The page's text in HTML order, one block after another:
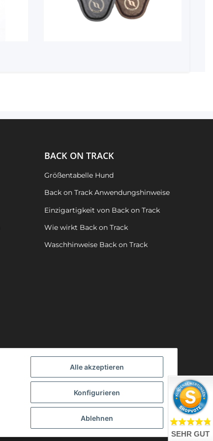
Alle akzeptieren
Konfigurieren
Ablehnen
BACK ON TRACK
Größentabelle Hund
Back on Track Anwendungshinweise
Einzigartigkeit von Back on Track
Wie wirkt Back on Track
Waschhinweise Back on Track
SEHR GUT